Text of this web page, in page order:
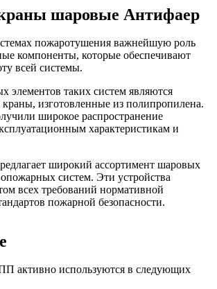
шаровые Антифаер
пожаротушения важнейшую роль
компоненты, которые обеспечивают
всей системы.
элементов таких систем являются
изготовленные из полипропилена.
широкое распространение
характеристикам и
широкий ассортимент шаровых
систем. Эти устройства
всех требований нормативной
пожарной безопасности.
активно используются в следующих